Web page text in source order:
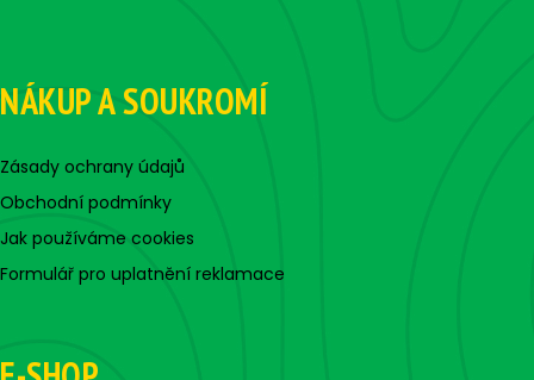
NÁKUP A SOUKROMÍ
Zásady ochrany údajů
Obchodní podmínky
Jak používáme cookies
Formulář pro uplatnění reklamace